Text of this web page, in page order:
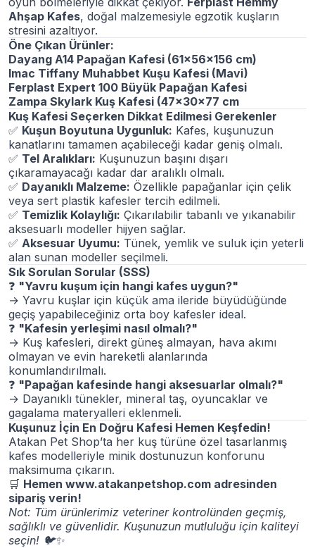
Ahşap Kafes, doğal malzemesiyle egzotik kuşların
stresini azaltıyor.
Öne Çıkan Ürünler:
Dayang A14 Papağan Kafesi (61x56x156 cm)
Imac Tiffany Muhabbet Kuşu Kafesi (Mavi)
Ferplast Expert 100 Büyük Papağan Kafesi
Zampa Skylark Kuş Kafesi (47x30x77 cm
Kuş Kafesi Seçerken Dikkat Edilmesi Gerekenler
✅ Kuşun Boyutuna Uygunluk: Kafes, kuşunuzun
kanatlarını tamamen açabileceği kadar geniş olmalı.
✅ Tel Aralıkları: Kuşunuzun başını dışarı
çıkaramayacağı kadar dar aralıklı olmalı.
✅ Dayanıklı Malzeme: Özellikle papağanlar için çelik
veya sert plastik kafesler tercih edilmeli.
✅ Temizlik Kolaylığı: Çıkarılabilir tabanlı ve yıkanabilir
aksesuarlı modeller hijyen sağlar.
✅ Aksesuar Uyumu: Tünek, yemlik ve suluk için yeterli
alan sunan modeller seçilmeli.
Sık Sorulan Sorular (SSS)
❓ "Yavru kuşum için hangi kafes uygun?"
→ Yavru kuşlar için küçük ama ileride büyüdüğünde
geçiş yapabileceğiniz orta boy kafesler ideal.
❓ "Kafesin yerleşimi nasıl olmalı?"
→ Kuş kafesleri, direkt güneş almayan, hava akımı
olmayan ve evin hareketli alanlarında
konumlandırılmalı.
❓ "Papağan kafesinde hangi aksesuarlar olmalı?"
→ Dayanıklı tünekler, mineral taş, oyuncaklar ve
gagalama materyalleri eklenmeli.
Kuşunuz İçin En Doğru Kafesi Hemen Keşfedin!
Atakan Pet Shop’ta her kuş türüne özel tasarlanmış
kafes modelleriyle minik dostunuzun konforunu
maksimuma çıkarın.
🛒 Hemen www.atakanpetshop.com adresinden
sipariş verin!
Not: Tüm ürünlerimiz veteriner kontrolünden geçmiş,
sağlıklı ve güvenlidir. Kuşunuzun mutluluğu için kaliteyi
seçin! 🐦✨